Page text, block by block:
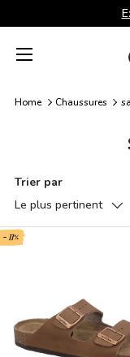
Aller au contenu
Menu
Home Chaussures
Trier par
Le plus pertinent
- 11%